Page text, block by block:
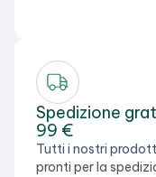
Spedizione
99 €
Tutti i nostri
pronti per la